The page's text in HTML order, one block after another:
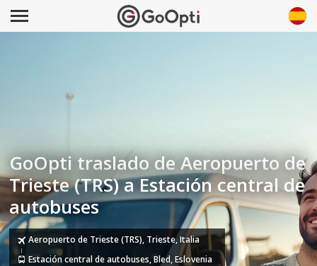
GoOpti traslado de Aeropuerto de
Trieste (TRS) a Estación central de
autobuses
Aeropuerto de Trieste (TRS), Trieste, Italia
Estación central de autobuses, Bled, Eslovenia